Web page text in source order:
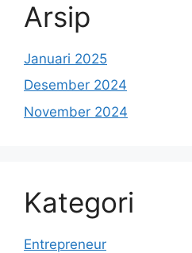
Arsip
Januari 2025
Desember 2024
November 2024
Kategori
Entrepreneur